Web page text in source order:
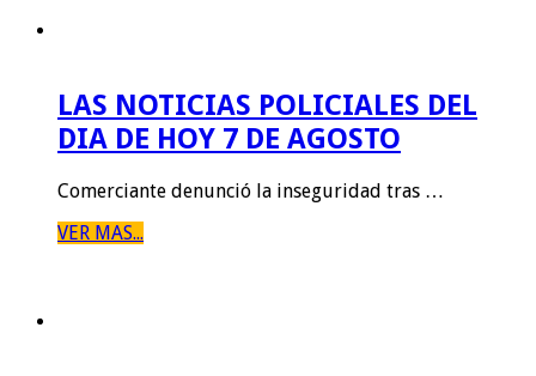
LAS NOTICIAS POLICIALES DEL
DIA DE HOY 7 DE AGOSTO
Comerciante denunció la inseguridad tras …
VER MAS...